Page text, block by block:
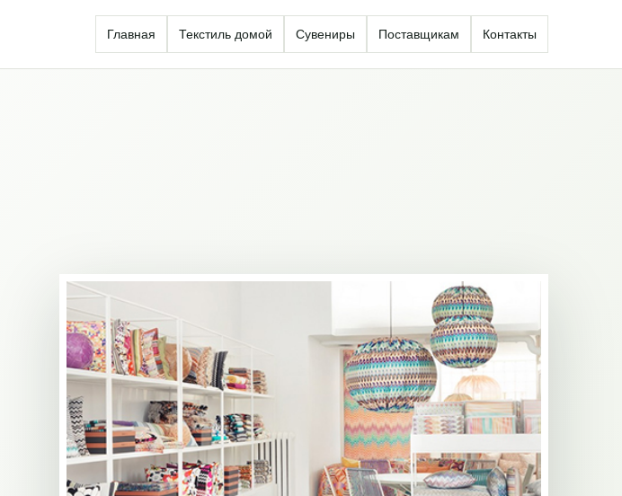
Главная Текстиль домой Сувениры Поставщикам Контакты